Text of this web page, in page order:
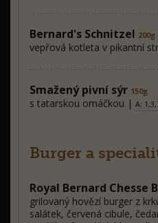
Bernard's Schnitzel 200g
vepřová kotleta v pikantní
Smažený pivní sýr 150g
s tatarskou omáčkou | A:
Burger a
Royal Bernard Chesse
grilovaný hovězí burger z
salátek, červená cibule,